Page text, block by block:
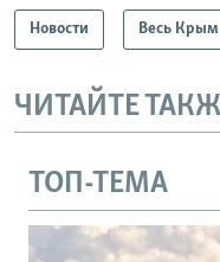
Новости Весь Крым
ЧИТАЙТЕ
ТОП-ТЕМА